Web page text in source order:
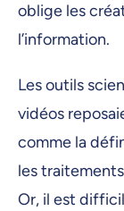
oblige les
l’information.
Les outils
vidéos
comme la
les
Or, il est